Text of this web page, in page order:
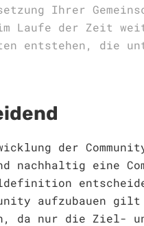
Ihrer
Laufe der Zeit
entstehen, die
der
eine
aufzubauen
da nur die Ziel-